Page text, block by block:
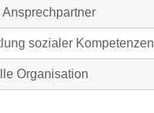
sozialer Kompetenzen
Organisation